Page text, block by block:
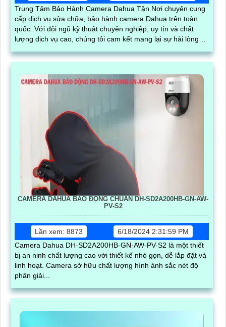
Trung Tâm Bảo Hành Camera Dahua Tận Nơi chuyên cung
cấp dịch vụ sửa chữa, bảo hành camera Dahua trên toàn
quốc. Với đội ngũ kỹ thuật chuyên nghiệp, uy tín và chất
lượng dịch vụ cao, chúng tôi cam kết mang lại sự hài lòng
CAMERA DAHUA BÁO ĐỘNG CHUẨN DH-SD2A200HB-GN-AW-
PV-S2
Lần xem: 8873
6/18/2024 2:31:59 PM
Camera Dahua DH-SD2A200HB-GN-AW-PV-S2 là một thiết
bị an ninh chất lượng cao với thiết kế nhỏ gọn, dễ lắp đặt và
linh hoạt. Camera sở hữu chất lượng hình ảnh sắc nét độ
phân giải...